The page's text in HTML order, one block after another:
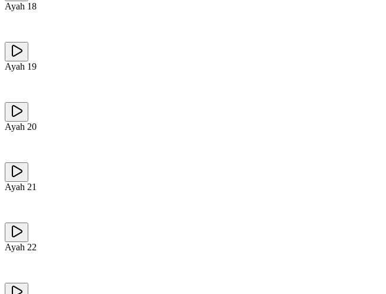
Ayah 18
Ayah 19
Ayah 20
Ayah 21
Ayah 22